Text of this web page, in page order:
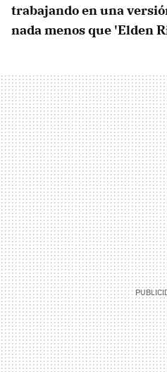
trabajando en una
nada menos que 'Elden